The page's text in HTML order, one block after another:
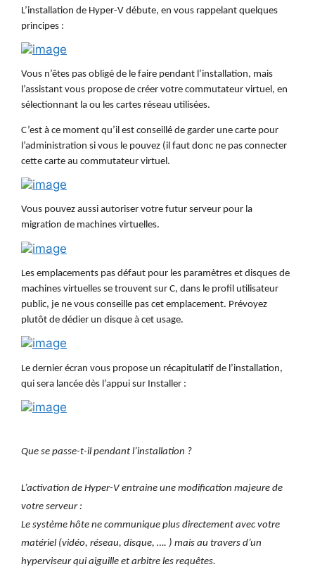
L’installation de Hyper-V débute, en vous rappelant quelques
principes :
Vous n’êtes pas obligé de le faire pendant l’installation, mais
l’assistant vous propose de créer votre commutateur virtuel, en
sélectionnant la ou les cartes réseau utilisées.
C’est à ce moment qu’il est conseillé de garder une carte pour
l’administration si vous le pouvez (il faut donc ne pas connecter
cette carte au commutateur virtuel.
Vous pouvez aussi autoriser votre futur serveur pour la
migration de machines virtuelles.
Les emplacements pas défaut pour les paramètres et disques de
machines virtuelles se trouvent sur C, dans le profil utilisateur
public, je ne vous conseille pas cet emplacement. Prévoyez
plutôt de dédier un disque à cet usage.
Le dernier écran vous propose un récapitulatif de l’installation,
qui sera lancée dès l’appui sur Installer :
Que se passe-t-il pendant l’installation ?
L’activation de Hyper-V entraine une modification majeure de
votre serveur :
Le système hôte ne communique plus directement avec votre
matériel (vidéo, réseau, disque, …. ) mais au travers d’un
hyperviseur qui aiguille et arbitre les requêtes.